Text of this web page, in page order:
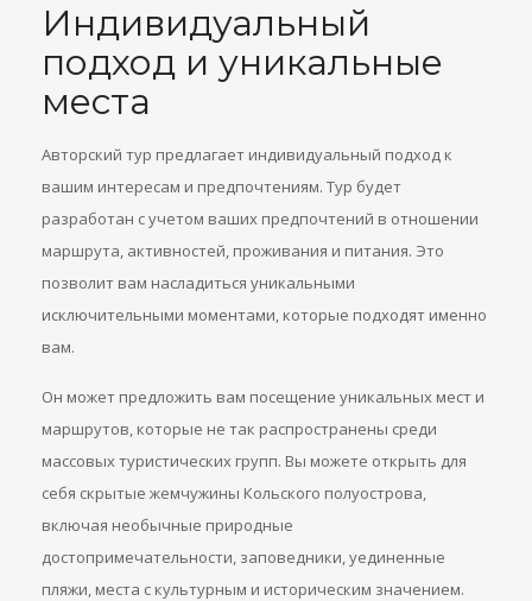
Индивидуальный
подход и уникальные
места
Авторский тур предлагает индивидуальный подход к
вашим интересам и предпочтениям. Тур будет
разработан с учетом ваших предпочтений в отношении
маршрута, активностей, проживания и питания. Это
позволит вам насладиться уникальными
исключительными моментами, которые подходят именно
вам.
Он может предложить вам посещение уникальных мест и
маршрутов, которые не так распространены среди
массовых туристических групп. Вы можете открыть для
себя скрытые жемчужины Кольского полуострова,
включая необычные природные
достопримечательности, заповедники, уединенные
пляжи, места с культурным и историческим значением.